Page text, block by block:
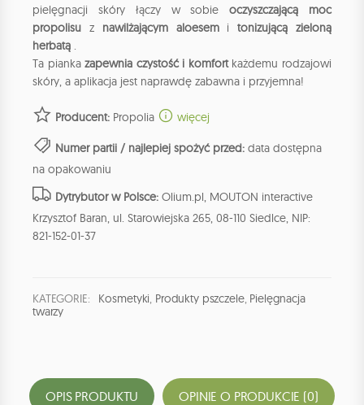
pielęgnacji skóry łączy w sobieoczyszczającą moc
propolisu z nawilżającym aloesemitonizującą zieloną
herbatą .
Ta piankazapewnia czystość i komfortkażdemu rodzajowi
skóry, a aplikacja jest naprawdę zabawna i przyjemna!
Producent: Propolia więcej
Numer partii / najlepiej spożyć przed: data dostępna
na opakowaniu
Dytrybutor w Polsce: Olium.pl, MOUTON interactive
Krzysztof Baran, ul. Starowiejska 265, 08-110 Siedlce, NIP:
821-152-01-37
KATEGORIE: Kosmetyki, Produkty pszczele, Pielęgnacja
twarzy
OPIS PRODUKTU OPINIE O PRODUKCIE (0)